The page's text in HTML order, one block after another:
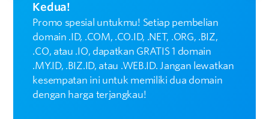
Kedua!
Promo spesial untukmu! Setiap pembelian
domain .ID, .COM, .CO.ID, .NET, .ORG, .BIZ,
.CO, atau .IO, dapatkan GRATIS 1 domain
.MY.ID, .BIZ.ID, atau .WEB.ID. Jangan lewatkan
kesempatan ini untuk memiliki dua domain
dengan harga terjangkau!